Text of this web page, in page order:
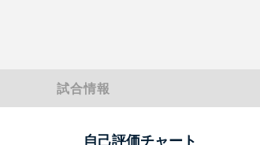
試合情報
自己評価チャート